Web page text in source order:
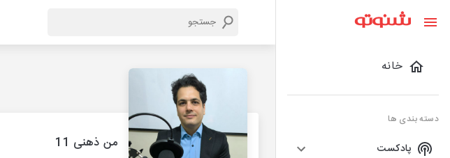
خانه
دسته بندی ها
پادکست
من ذهنی 11